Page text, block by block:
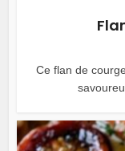
Ce flan de